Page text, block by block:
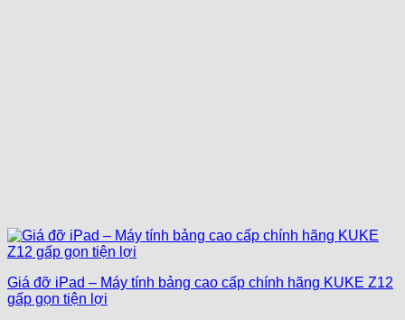
Giá đỡ iPad – Máy tính bảng cao cấp chính hãng KUKE Z12
gấp gọn tiện lợi